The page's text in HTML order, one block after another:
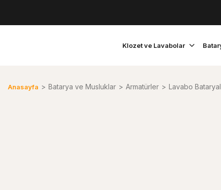
Klozet ve Lavabolar
Anasayfa Batarya ve Musluklar Armatürler Lavabo